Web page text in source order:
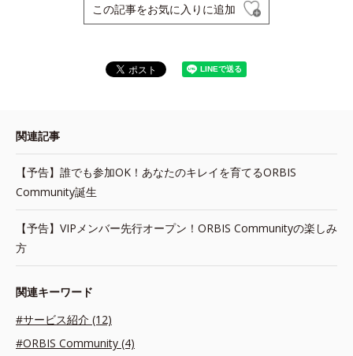
この記事をお気に入りに追加
関連記事
【予告】誰でも参加OK！あなたのキレイを育てるORBIS
Community誕生
【予告】VIPメンバー先行オープン！ORBIS Communityの楽しみ
方
関連キーワード
#サービス紹介 (12)
#ORBIS Community (4)